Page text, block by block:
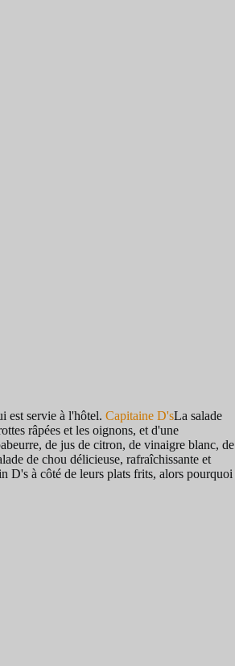
est servie à l'hôtel. Capitaine D'sLa salade
râpées et les oignons, et d'une
de jus de citron, de vinaigre blanc, de
de chou délicieuse, rafraîchissante et
D's à côté de leurs plats frits, alors pourquoi